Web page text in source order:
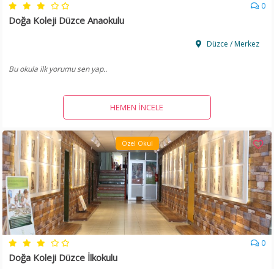
0
Doğa Koleji Düzce Anaokulu
Düzce / Merkez
Bu okula ilk yorumu sen yap..
HEMEN İNCELE
Özel Okul
0
Doğa Koleji Düzce İlkokulu